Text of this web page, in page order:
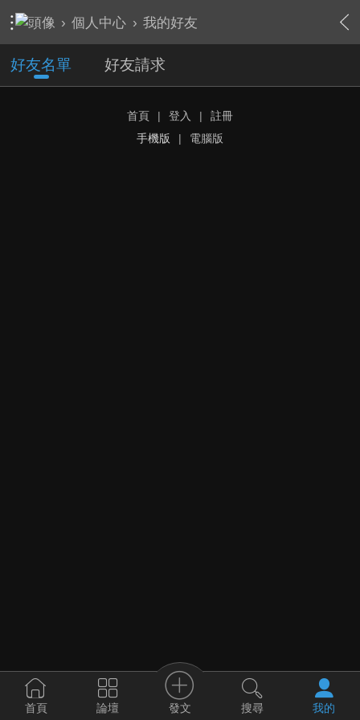
› 個人中心 › 我的好友
好友名單 好友請求
首頁 | 登入 |
註冊
手機版
| 電腦版
首頁 論壇 發文 搜尋 我的